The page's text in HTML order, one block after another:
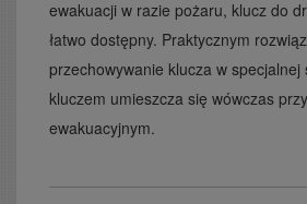
ewakuacji w razie pożaru, klucz do
łatwo dostępny. Praktycznym
przechowywanie klucza w specjalnej
kluczem umieszcza się wówczas
ewakuacyjnym.